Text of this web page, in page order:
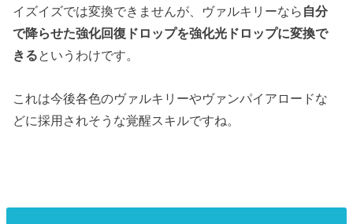
イズイズでは変換できませんが、ヴァルキリーなら 自分
で降らせた強化回復ドロップを強化光ドロップに変換で
きるというわけです。
これは今後各色のヴァルキリーやヴァンパイアロードな
どに採用されそうな覚醒スキルですね。